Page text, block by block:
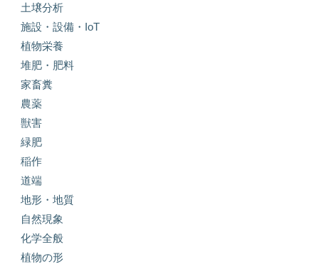
土壌分析
施設・設備・IoT
植物栄養
堆肥・肥料
家畜糞
農薬
獣害
緑肥
稲作
道端
地形・地質
自然現象
化学全般
植物の形